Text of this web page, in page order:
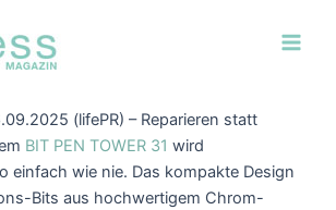
(lifePR) – Reparieren statt
BIT PEN TOWER 31 wird
einfach wie nie. Das kompakte Design
Bits aus hochwertigem Chrom-